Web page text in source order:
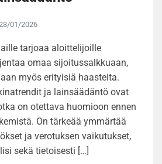
01/2026
tarjoaa aloittelijoille
omaa sijoitussalkkuaan,
myös erityisiä haasteita.
ja lainsäädäntö ovat
on otettava huomioon ennen
On tärkeää ymmärtää
ja verotuksen vaikutukset,
sekä tietoisesti […]